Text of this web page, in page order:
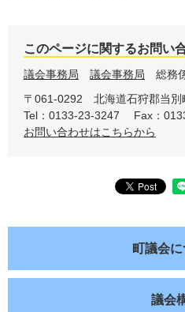
このページに関するお問い
議会事務局 議会事務局
総務
〒061-0292
北海道石狩郡当
Tel：0133-23-3247
Fax：
お問い合わせはこちらから
町議会
議会